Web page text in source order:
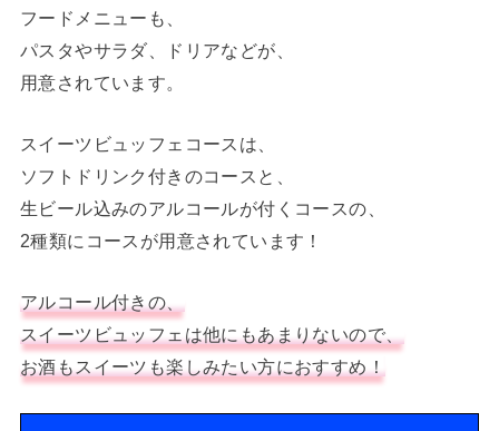
フードメニューも、
パスタやサラダ、ドリアなどが、
用意されています。
スイーツビュッフェコースは、
ソフトドリンク付きのコースと、
生ビール込みのアルコールが付くコースの、
2種類にコースが用意されています！
アルコール付きの、
スイーツビュッフェは他にもあまりないので、
お酒もスイーツも楽しみたい方におすすめ！